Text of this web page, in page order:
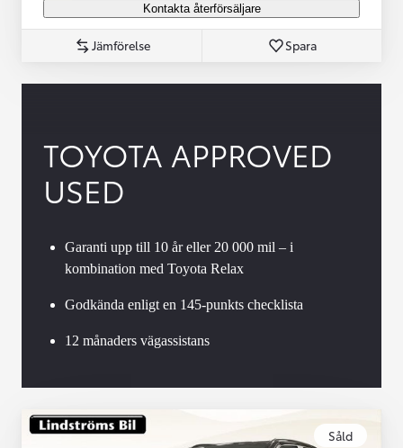
Kontakta återförsäljare
Jämförelse Spara
TOYOTA APPROVED
USED
Garanti upp till 10 år eller 20 000 mil – i
kombination med Toyota Relax
Godkända enligt en 145-punkts checklista
12 månaders vägassistans
Såld